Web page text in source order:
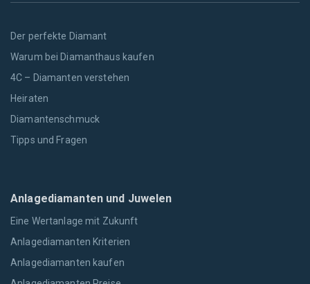
Der perfekte Diamant
Warum bei Diamanthaus kaufen
4C – Diamanten verstehen
Heiraten
Diamantenschmuck
Tipps und Fragen
Anlagediamanten und Juwelen
Eine Wertanlage mit Zukunft
Anlagediamanten Kriterien
Anlagediamanten kaufen